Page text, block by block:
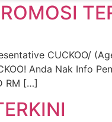
CUCKOO/
Anda Nak Info
RM […]